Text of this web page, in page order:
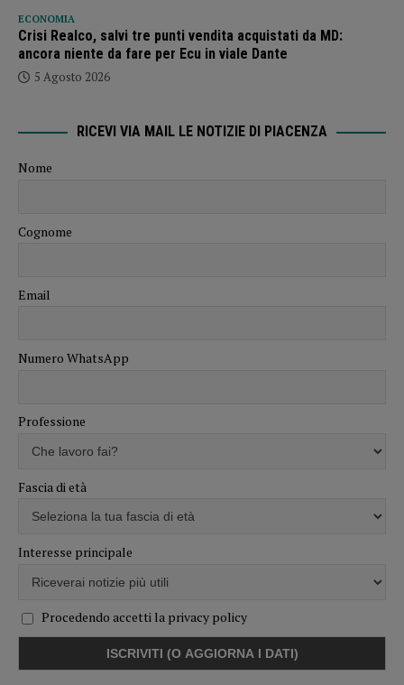
ECONOMIA
Crisi Realco, salvi tre punti vendita acquistati da MD:
ancora niente da fare per Ecu in viale Dante
5 Agosto 2026
RICEVI VIA MAIL LE NOTIZIE DI PIACENZA
Nome
Cognome
Email
Numero WhatsApp
Professione
Fascia di età
Interesse principale
Procedendo accetti la privacy policy